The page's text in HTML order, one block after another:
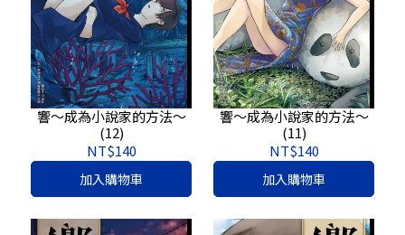
響～成為小說家的方法～
(12)
NT$140
加入購物車
響～成為小說家的方法～
(11)
NT$140
加入購物車